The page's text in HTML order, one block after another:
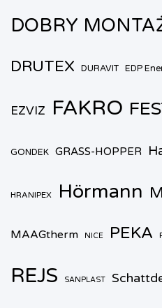
DOBRY
DRUTEX DURAVIT EDP
EZVIZ FAKRO
GONDEK GRASS-HOPPER
HRANIPEX Hörmann
MAAGtherm NICE PEKA
REJS SANPLAST